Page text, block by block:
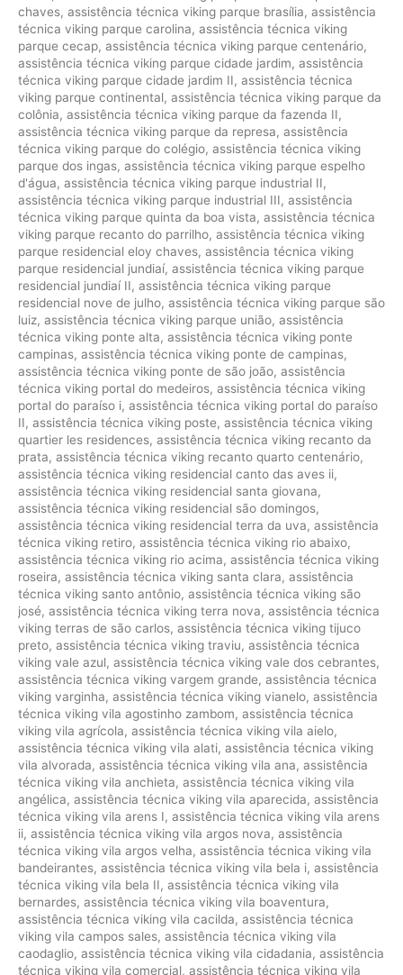
chaves, assistência técnica viking parque brasília, assistência
técnica viking parque carolina, assistência técnica viking
parque cecap, assistência técnica viking parque centenário,
assistência técnica viking parque cidade jardim, assistência
técnica viking parque cidade jardim II, assistência técnica
viking parque continental, assistência técnica viking parque da
colônia, assistência técnica viking parque da fazenda II,
assistência técnica viking parque da represa, assistência
técnica viking parque do colégio, assistência técnica viking
parque dos ingas, assistência técnica viking parque espelho
d'água, assistência técnica viking parque industrial II,
assistência técnica viking parque industrial III, assistência
técnica viking parque quinta da boa vista, assistência técnica
viking parque recanto do parrilho, assistência técnica viking
parque residencial eloy chaves, assistência técnica viking
parque residencial jundiaí, assistência técnica viking parque
residencial jundiaí II, assistência técnica viking parque
residencial nove de julho, assistência técnica viking parque são
luiz, assistência técnica viking parque união, assistência
técnica viking ponte alta, assistência técnica viking ponte
campinas, assistência técnica viking ponte de campinas,
assistência técnica viking ponte de são joão, assistência
técnica viking portal do medeiros, assistência técnica viking
portal do paraíso i, assistência técnica viking portal do paraíso
II, assistência técnica viking poste, assistência técnica viking
quartier les residences, assistência técnica viking recanto da
prata, assistência técnica viking recanto quarto centenário,
assistência técnica viking residencial canto das aves ii,
assistência técnica viking residencial santa giovana,
assistência técnica viking residencial são domingos,
assistência técnica viking residencial terra da uva, assistência
técnica viking retiro, assistência técnica viking rio abaixo,
assistência técnica viking rio acima, assistência técnica viking
roseira, assistência técnica viking santa clara, assistência
técnica viking santo antônio, assistência técnica viking são
josé, assistência técnica viking terra nova, assistência técnica
viking terras de são carlos, assistência técnica viking tijuco
preto, assistência técnica viking traviu, assistência técnica
viking vale azul, assistência técnica viking vale dos cebrantes,
assistência técnica viking vargem grande, assistência técnica
viking varginha, assistência técnica viking vianelo, assistência
técnica viking vila agostinho zambom, assistência técnica
viking vila agrícola, assistência técnica viking vila aielo,
assistência técnica viking vila alati, assistência técnica viking
vila alvorada, assistência técnica viking vila ana, assistência
técnica viking vila anchieta, assistência técnica viking vila
angélica, assistência técnica viking vila aparecida, assistência
técnica viking vila arens I, assistência técnica viking vila arens
ii, assistência técnica viking vila argos nova, assistência
técnica viking vila argos velha, assistência técnica viking vila
bandeirantes, assistência técnica viking vila bela i, assistência
técnica viking vila bela II, assistência técnica viking vila
bernardes, assistência técnica viking vila boaventura,
assistência técnica viking vila cacilda, assistência técnica
viking vila campos sales, assistência técnica viking vila
caodaglio, assistência técnica viking vila cidadania, assistência
técnica viking vila comercial, assistência técnica viking vila